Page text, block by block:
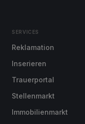
SERVICES
Reklamation
Inserieren
Trauerportal
Stellenmarkt
Immobilienmarkt